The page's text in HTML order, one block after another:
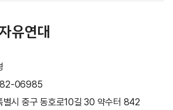
유연대
06985
별시 중구 동호로10길 30 약수터 842